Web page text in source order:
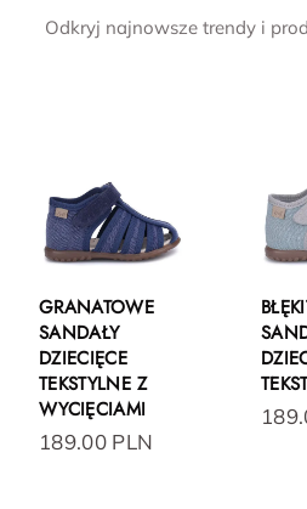
Odkryj najnowsze trendy i
GRANATOWE
SANDAŁY
DZIECIĘCE
TEKSTYLNE Z
WYCIĘCIAMI
189.00 PLN